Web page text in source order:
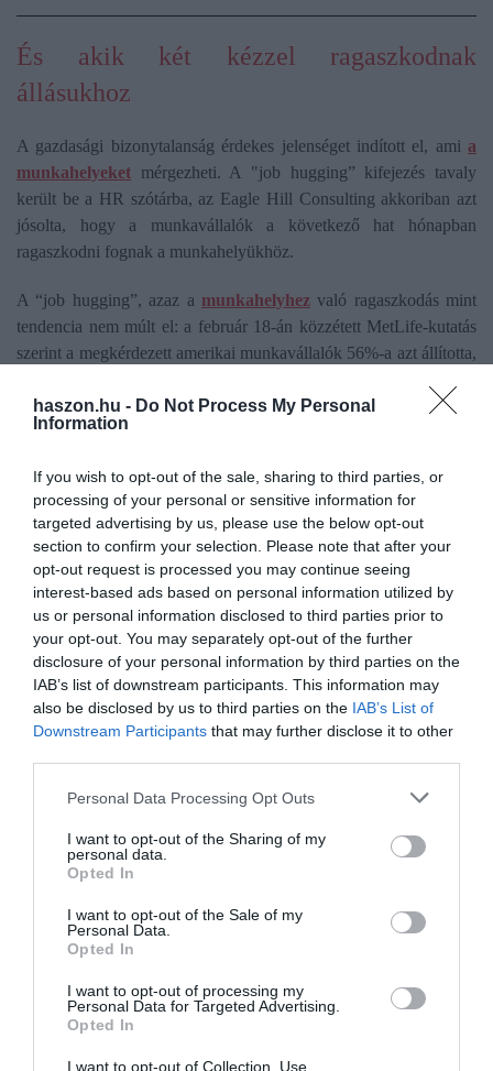
haszon.hu - Do Not Process My Personal
Information
If you wish to opt-out of the sale, sharing to third parties, or
processing of your personal or sensitive information for
targeted advertising by us, please use the below opt-out
section to confirm your selection. Please note that after your
opt-out request is processed you may continue seeing
interest-based ads based on personal information utilized by
us or personal information disclosed to third parties prior to
your opt-out. You may separately opt-out of the further
disclosure of your personal information by third parties on the
IAB’s list of downstream participants. This information may
also be disclosed by us to third parties on the IAB’s List of
Downstream Participants that may further disclose it to other
Please note that this website/app uses one or more Google
not limited to your visit or usage behaviour. You may click to
grant or deny consent to Google and its third-party tags to
use your data for below specified purposes in below Google
consent section.
Personal Data Processing Opt Outs
I want to opt-out of the Sharing of my
personal data.
Opted In
I want to opt-out of the Sale of my
Personal Data.
Opted In
I want to opt-out of processing my
Personal Data for Targeted Advertising.
Opted In
I want to opt-out of Collection, Use,
És akik két kézzel ragaszkodnak
állásukhoz
A gazdasági bizonytalanság érdekes jelenséget indított el, ami a
munkahelyeket mérgezheti. A "job hugging” kifejezés tavaly
került be a HR szótárba, az Eagle Hill Consulting akkoriban azt
jósolta, hogy a munkavállalók a következő hat hónapban
ragaszkodni fognak a munkahelyükhöz.
A “job hugging”, azaz a munkahelyhezvaló ragaszkodás mint
tendencia nem múlt el: a február 18-án közzétett MetLife-kutatás
szerint a megkérdezett amerikai munkavállalók 56%-a azt állította,
valódi elkötelezettségből.
irántibizalmatlanságállhat, hanema világban tapasztalt
bizonytalanság, válságok, munkaerőpiaci átalakulások (AI
térnyerése).Ilyen helyzetben a munkavállalókráülnek az
visszatartják a tudást, nélkülözhetetlennek mutatják
magukat, nem delegálnak, még akkor sem, ha túlterheltek.
Bizalmatlanok az új munkatársakkal szemben, cégen belül sem
akarnak mozogni. A pozíció megtartását fontosabbnak tartják,
mint csapatuk teljesítményét.
Olvasd el ezt is!
Így mondj nemet a munkahelyen
Káros szokás terjed: mi az a doomjobbing?
elbocsátás
pénzügyek